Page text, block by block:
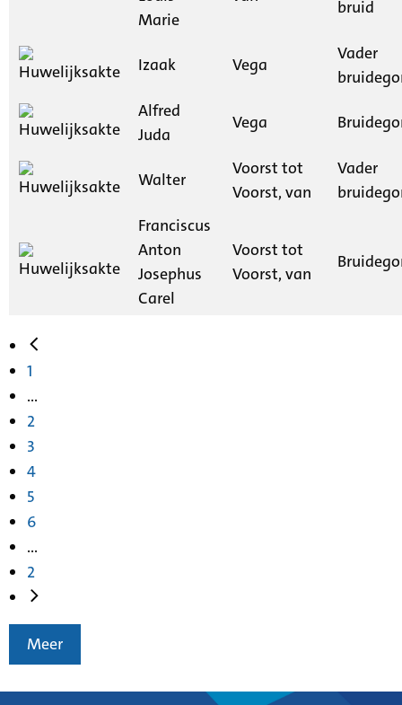
Marie
bruid
Izaak Vega
Vader
Alfred
Juda
Vega
Walter
Voorst tot
Voorst, van
Vader
Franciscus
Anton
Josephus
Carel
Voorst tot
Voorst, van
1
...
2
3
4
5
6
...
2
Meer